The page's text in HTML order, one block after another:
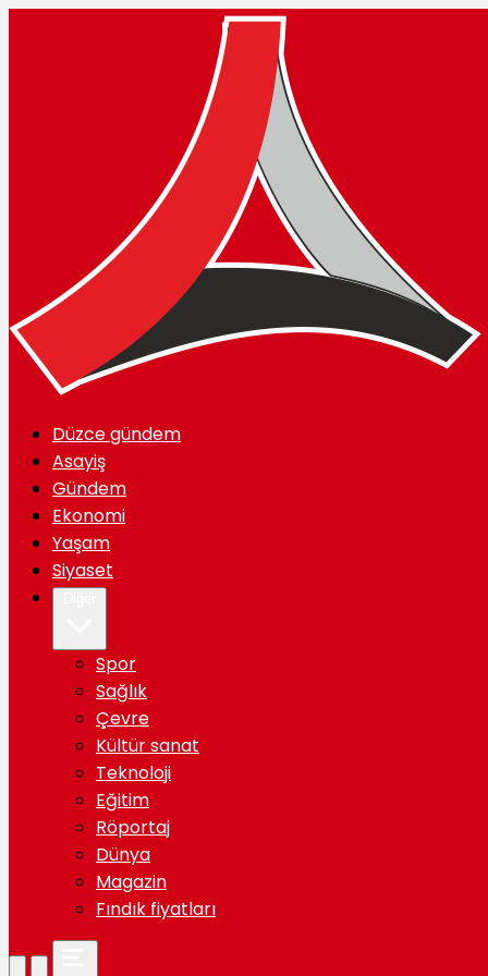
Düzce gündem
Asayiş
Gündem
Ekonomi
Yaşam
Siyaset
Spor
Sağlık
Çevre
Kültür sanat
Teknoloji
Eğitim
Röportaj
Dünya
Magazin
Fındık fiyatları